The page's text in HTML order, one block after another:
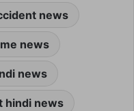
news
news
news
hindi news